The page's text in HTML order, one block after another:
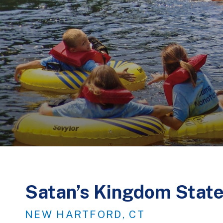
Satan’s Kingdom
NEW HARTFORD, CT